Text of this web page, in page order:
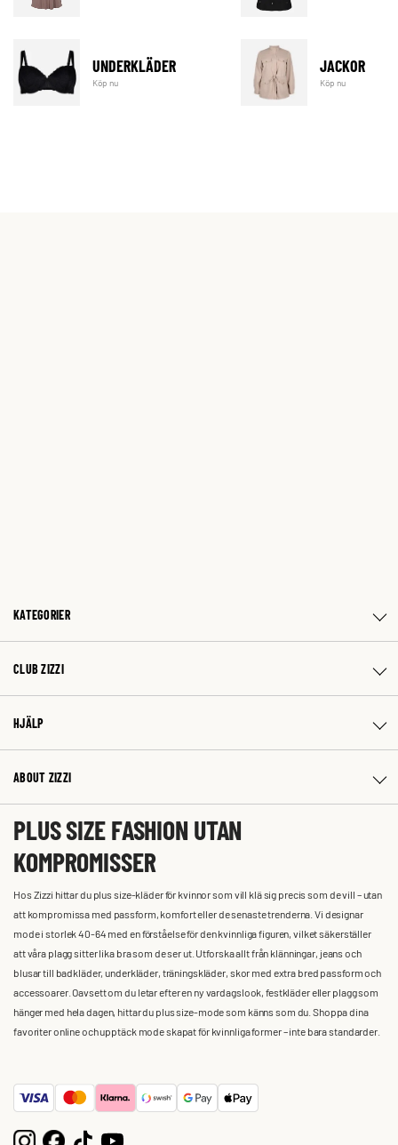
UNDERKLÄDER
Köp nu
JACKOR
Köp nu
KATEGORIER
CLUB ZIZZI
HJÄLP
ABOUT ZIZZI
PLUS SIZE FASHION UTAN
KOMPROMISSER
Hos Zizzi hittar du plus size-kläder för kvinnor som vill klä sig precis som de vill – utan
att kompromissa med passform, komfort eller de senaste trenderna. Vi designar
mode i storlek 40-64 med en förståelse för den kvinnliga figuren, vilket säkerställer
att våra plagg sitter lika bra som de ser ut. Utforska allt från klänningar, jeans och
blusar till badkläder, underkläder, träningskläder, skor med extra bred passform och
accessoarer. Oavsett om du letar efter en ny vardagslook, festkläder eller plagg som
hänger med hela dagen, hittar du plus size-mode som känns som du. Shoppa dina
favoriter online och upptäck mode skapat för kvinnliga former – inte bara standarder.